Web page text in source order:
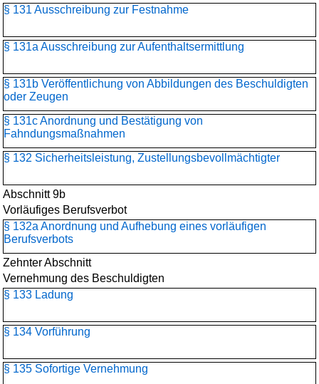
§ 131 Ausschreibung zur Festnahme
§ 131a Ausschreibung zur Aufenthaltsermittlung
§ 131b Veröffentlichung von Abbildungen des Beschuldigten
oder Zeugen
§ 131c Anordnung und Bestätigung von
Fahndungsmaßnahmen
§ 132 Sicherheitsleistung, Zustellungsbevollmächtigter
Abschnitt 9b
Vorläufiges Berufsverbot
§ 132a Anordnung und Aufhebung eines vorläufigen
Berufsverbots
Zehnter Abschnitt
Vernehmung des Beschuldigten
§ 133 Ladung
§ 134 Vorführung
§ 135 Sofortige Vernehmung